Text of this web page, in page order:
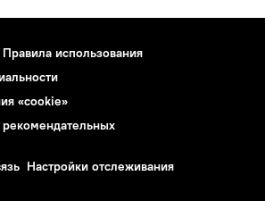
Правила использования
«cookie»
Настройки отслеживания